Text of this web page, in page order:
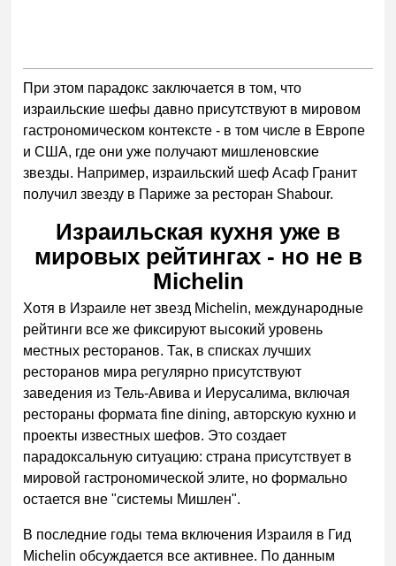
При этом парадокс заключается в том, что
израильские шефы давно присутствуют в мировом
гастрономическом контексте - в том числе в Европе
и США, где они уже получают мишленовские
звезды. Например, израильский шеф Асаф Гранит
получил звезду в Париже за ресторан Shabour.
Израильская кухня уже в
мировых рейтингах - но не в
Michelin
Хотя в Израиле нет звезд Michelin, международные
рейтинги все же фиксируют высокий уровень
местных ресторанов. Так, в списках лучших
ресторанов мира регулярно присутствуют
заведения из Тель-Авива и Иерусалима, включая
рестораны формата fine dining, авторскую кухню и
проекты известных шефов. Это создает
парадоксальную ситуацию: страна присутствует в
мировой гастрономической элите, но формально
остается вне "системы Мишлен".
В последние годы тема включения Израиля в Гид
Michelin обсуждается все активнее. По данным